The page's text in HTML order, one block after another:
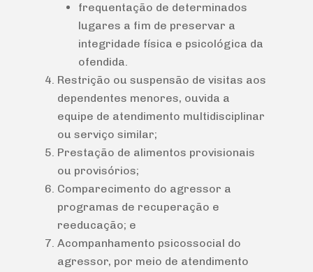
frequentação de determinados
lugares a fim de preservar a
integridade física e psicológica da
ofendida.
Restrição ou suspensão de visitas aos
dependentes menores, ouvida a
equipe de atendimento multidisciplinar
ou serviço similar;
Prestação de alimentos provisionais
ou provisórios;
Comparecimento do agressor a
programas de recuperação e
reeducação; e
Acompanhamento psicossocial do
agressor, por meio de atendimento